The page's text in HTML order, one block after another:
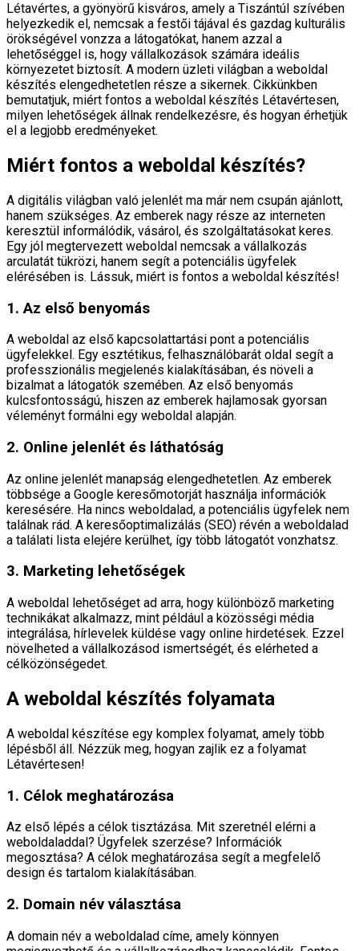
Létavértes, a gyönyörű kisváros, amely a Tiszántúl szívében
helyezkedik el, nemcsak a festői tájával és gazdag kulturális
örökségével vonzza a látogatókat, hanem azzal a
lehetőséggel is, hogy vállalkozások számára ideális
környezetet biztosít. A modern üzleti világban a weboldal
készítés elengedhetetlen része a sikernek. Cikkünkben
bemutatjuk, miért fontos a weboldal készítés Létavértesen,
milyen lehetőségek állnak rendelkezésre, és hogyan érhetjük
el a legjobb eredményeket.
Miért fontos a weboldal készítés?
A digitális világban való jelenlét ma már nem csupán ajánlott,
hanem szükséges. Az emberek nagy része az interneten
keresztül informálódik, vásárol, és szolgáltatásokat keres.
Egy jól megtervezett weboldal nemcsak a vállalkozás
arculatát tükrözi, hanem segít a potenciális ügyfelek
elérésében is. Lássuk, miért is fontos a weboldal készítés!
1. Az első benyomás
A weboldal az első kapcsolattartási pont a potenciális
ügyfelekkel. Egy esztétikus, felhasználóbarát oldal segít a
professzionális megjelenés kialakításában, és növeli a
bizalmat a látogatók szemében. Az első benyomás
kulcsfontosságú, hiszen az emberek hajlamosak gyorsan
véleményt formálni egy weboldal alapján.
2. Online jelenlét és láthatóság
Az online jelenlét manapság elengedhetetlen. Az emberek
többsége a Google keresőmotorját használja információk
keresésére. Ha nincs weboldalad, a potenciális ügyfelek nem
találnak rád. A keresőoptimalizálás (SEO) révén a weboldalad
a találati lista elejére kerülhet, így több látogatót vonzhatsz.
3. Marketing lehetőségek
A weboldal lehetőséget ad arra, hogy különböző marketing
technikákat alkalmazz, mint például a közösségi média
integrálása, hírlevelek küldése vagy online hirdetések. Ezzel
növelheted a vállalkozásod ismertségét, és elérheted a
célközönségedet.
A weboldal készítés folyamata
A weboldal készítése egy komplex folyamat, amely több
lépésből áll. Nézzük meg, hogyan zajlik ez a folyamat
Létavértesen!
1. Célok meghatározása
Az első lépés a célok tisztázása. Mit szeretnél elérni a
weboldaladdal? Ügyfelek szerzése? Információk
megosztása? A célok meghatározása segít a megfelelő
design és tartalom kialakításában.
2. Domain név választása
A domain név a weboldalad címe, amely könnyen